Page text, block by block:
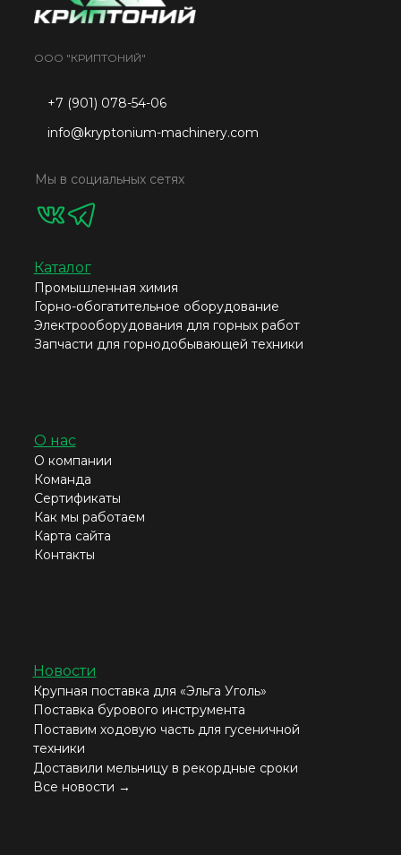
Новости
Крупная поставка для «Эльга Уголь»
Поставка бурового инструмента
Поставим ходовую часть для гусеничной
техники
Доставили мельницу в рекордные сроки
Все новости →
+7 (901) 078-54-06
info@kryptonium-machinery.com
Каталог
Промышленная химия
Горно-обогатительное оборудование
Электрооборудования для горных работ
Запчасти для горнодобывающей техники
О нас
О компании
Команда
Сертификаты
Как мы работаем
Карта сайта
Контакты
Мы в социальных сетях
ООО "КРИПТОНИЙ"